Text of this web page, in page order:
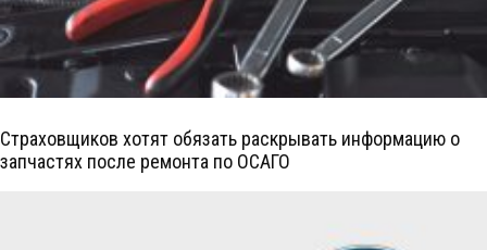
Страховщиков хотят обязать раскрывать информацию о
запчастях после ремонта по ОСАГО